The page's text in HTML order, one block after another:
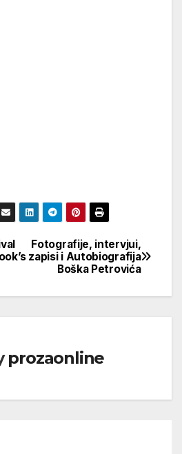
Fotografije, intervjui,
zapisi i Autobiografija
Boška Petrovića
prozaonline